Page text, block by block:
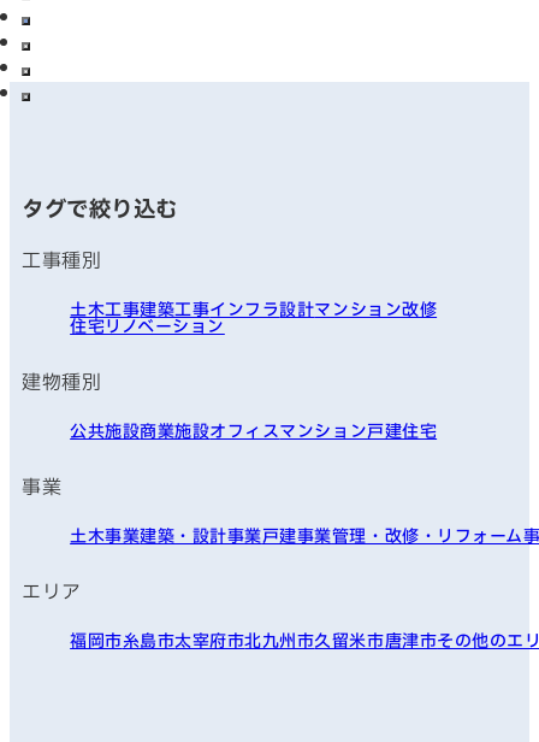
タグで絞り込む
工事種別
土木工事建築工事インフラ設計マンション改修
住宅リノベーション
建物種別
公共施設商業施設オフィスマンション戸建住宅
事業
土木事業建築・設計事業戸建事業管理・改修・リフォーム
エリア
福岡市糸島市太宰府市北九州市久留米市唐津市その他のエ